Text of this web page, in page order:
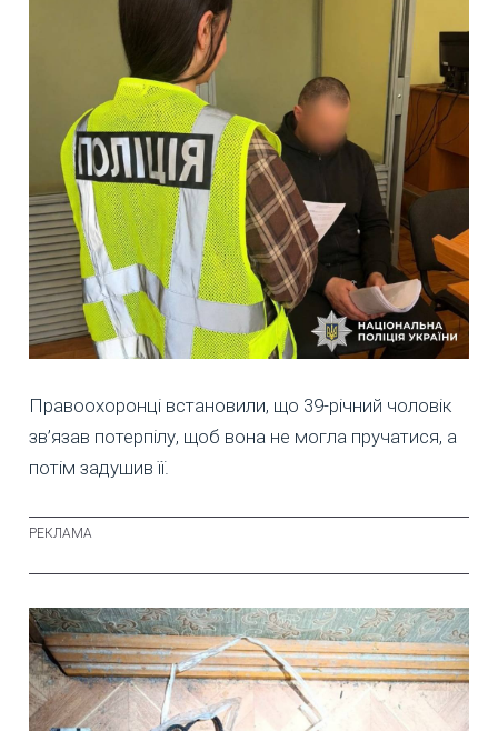
Правоохоронці встановили, що 39-річний чоловік
зв’язав потерпілу, щоб вона не могла пручатися, а
потім задушив її.